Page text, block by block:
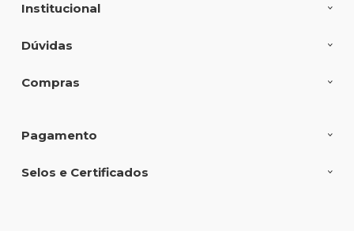
Institucional
Dúvidas
Compras
Pagamento
Selos e Certificados